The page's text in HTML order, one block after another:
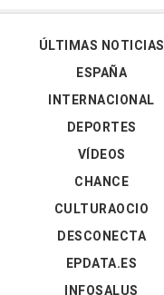
ÚLTIMAS NOTICIAS
ESPAÑA
INTERNACIONAL
DEPORTES
VÍDEOS
CHANCE
CULTURAOCIO
DESCONECTA
EPDATA.ES